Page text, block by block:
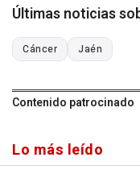
Últimas noticias
Cáncer Jaén
Contenido patrocinado
Lo más leído